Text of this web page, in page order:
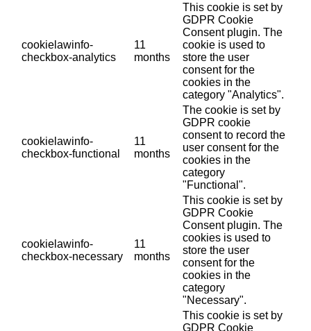
cookielawinfo-
checkbox-analytics
11
months
This cookie is set by
GDPR Cookie
Consent plugin. The
cookie is used to
store the user
consent for the
cookies in the
category "Analytics".
cookielawinfo-
checkbox-functional
11
months
The cookie is set by
GDPR cookie
consent to record the
user consent for the
cookies in the
category
"Functional".
cookielawinfo-
checkbox-necessary
11
months
This cookie is set by
GDPR Cookie
Consent plugin. The
cookies is used to
store the user
consent for the
cookies in the
category
"Necessary".
This cookie is set by
GDPR Cookie